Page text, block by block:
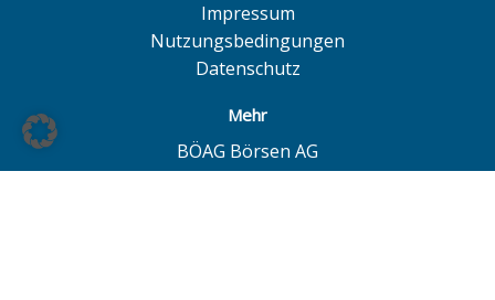
Impressum
Nutzungsbedingungen
Datenschutz
Mehr
BÖAG Börsen AG
Börse Hamburg